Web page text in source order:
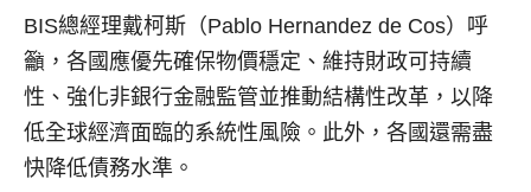
BIS總經理戴柯斯（Pablo Hernandez de Cos）呼
籲，各國應優先確保物價穩定、維持財政可持續
性、強化非銀行金融監管並推動結構性改革，以降
低全球經濟面臨的系統性風險。此外，各國還需盡
快降低債務水準。